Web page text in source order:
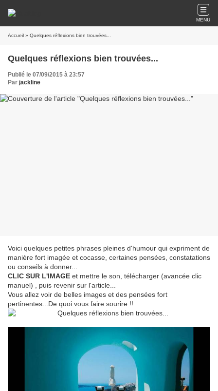
MENU
Accueil » Quelques réflexions bien trouvées...
Quelques réflexions bien trouvées...
Publié le 07/09/2015 à 23:57
Par jackline
Voici quelques petites phrases pleines d'humour qui expriment de
manière fort imagée et cocasse, certaines pensées, constatations
ou conseils à donner...
CLIC SUR L'IMAGE et mettre le son, télécharger (avancée clic
manuel) , puis revenir sur l'article...
Vous allez voir de belles images et des pensées fort
pertinentes...De quoi vous faire sourire !!